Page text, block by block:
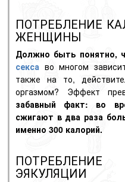
ПОТРЕБЛЕНИЕ
ЖЕНЩИНЫ
Должно быть понятно,
секса во многом
также на то,
оргазмом? Эффект
забавный факт: во
сжигают в два раза
именно 300 калорий.
ЭЯКУЛЯЦИИ